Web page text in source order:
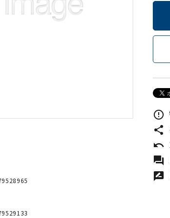
error_outline
share
undo
forum
rate_review